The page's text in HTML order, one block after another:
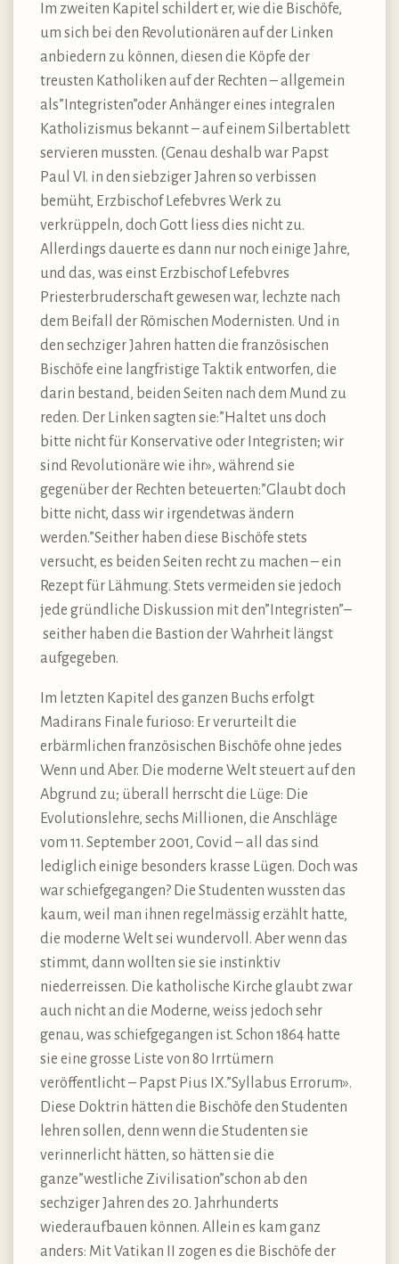
Im zweiten Kapitel schildert er, wie die Bischöfe,
um sich bei den Revolutionären auf der Linken
anbiedern zu können, diesen die Köpfe der
treusten Katholiken auf der Rechten – allgemein
als”Integristen”oder Anhänger eines integralen
Katholizismus bekannt – auf einem Silbertablett
servieren mussten. (Genau deshalb war Papst
Paul VI. in den siebziger Jahren so verbissen
bemüht, Erzbischof Lefebvres Werk zu
verkrüppeln, doch Gott liess dies nicht zu.
Allerdings dauerte es dann nur noch einige Jahre,
und das, was einst Erzbischof Lefebvres
Priesterbruderschaft gewesen war, lechzte nach
dem Beifall der Römischen Modernisten. Und in
den sechziger Jahren hatten die französischen
Bischöfe eine langfristige Taktik entworfen, die
darin bestand, beiden Seiten nach dem Mund zu
reden. Der Linken sagten sie:”Haltet uns doch
bitte nicht für Konservative oder Integristen; wir
sind Revolutionäre wie ihr», während sie
gegenüber der Rechten beteuerten:”Glaubt doch
bitte nicht, dass wir irgendetwas ändern
werden.”Seither haben diese Bischöfe stets
versucht, es beiden Seiten recht zu machen – ein
Rezept für Lähmung. Stets vermeiden sie jedoch
jede gründliche Diskussion mit den”Integristen”–
seither haben die Bastion der Wahrheit längst
aufgegeben.
Im letzten Kapitel des ganzen Buchs erfolgt
Madirans Finale furioso: Er verurteilt die
erbärmlichen französischen Bischöfe ohne jedes
Wenn und Aber. Die moderne Welt steuert auf den
Abgrund zu; überall herrscht die Lüge: Die
Evolutionslehre, sechs Millionen, die Anschläge
vom 11. September 2001, Covid – all das sind
lediglich einige besonders krasse Lügen. Doch was
war schiefgegangen? Die Studenten wussten das
kaum, weil man ihnen regelmässig erzählt hatte,
die moderne Welt sei wundervoll. Aber wenn das
stimmt, dann wollten sie sie instinktiv
niederreissen. Die katholische Kirche glaubt zwar
auch nicht an die Moderne, weiss jedoch sehr
genau, was schiefgegangen ist. Schon 1864 hatte
sie eine grosse Liste von 80 Irrtümern
veröffentlicht – Papst Pius IX.”Syllabus Errorum».
Diese Doktrin hätten die Bischöfe den Studenten
lehren sollen, denn wenn die Studenten sie
verinnerlicht hätten, so hätten sie die
ganze”westliche Zivilisation”schon ab den
sechziger Jahren des 20. Jahrhunderts
wiederaufbauen können. Allein es kam ganz
anders: Mit Vatikan II zogen es die Bischöfe der